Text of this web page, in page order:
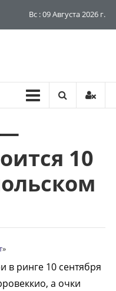
Вс : 09 Августа 2026 г.
10
»
в ринге 10 сентября
а очки